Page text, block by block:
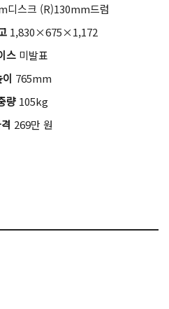
디스크 (R)130mm드럼
1,830×675×1,172
스 미발표
765mm
량 105kg
269만 원